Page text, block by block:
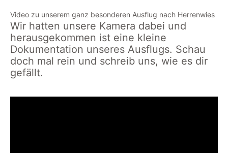
runter zum Rodelhang
Video zu unserem ganz besonderen Ausflug nach Herrenwies
Wir hatten unsere Kamera dabei und
herausgekommen ist eine kleine
Dokumentation unseres Ausflugs. Schau
doch mal rein und schreib uns, wie es dir
gefällt.